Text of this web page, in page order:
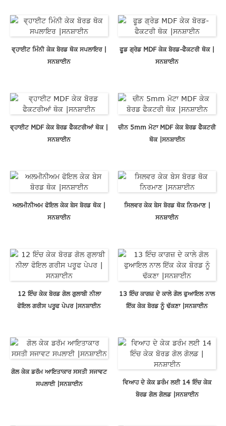
ਵ੍ਹਾਈਟ ਮਿੰਨੀ ਕੇਕ ਬੋਰਡ ਥੋਕ ਸਪਲਾਇਰ |
ਸਨਸ਼ਾਈਨ
ਫੂਡ ਗ੍ਰੇਡ MDF ਕੇਕ ਬੋਰਡ-ਫੈਕਟਰੀ ਥੋਕ |
ਸਨਸ਼ਾਈਨ
ਵ੍ਹਾਈਟ MDF ਕੇਕ ਬੋਰਡ ਫੈਕਟਰੀਆਂ ਥੋਕ |
ਸਨਸ਼ਾਈਨ
ਚੀਨ 5mm ਮੋਟਾ MDF ਕੇਕ ਬੋਰਡ ਫੈਕਟਰੀ
ਥੋਕ |ਸਨਸ਼ਾਈਨ
ਅਲਮੀਨੀਅਮ ਫੋਇਲ ਕੇਕ ਬੇਸ ਬੋਰਡ ਥੋਕ |
ਸਨਸ਼ਾਈਨ
ਸਿਲਵਰ ਕੇਕ ਬੇਸ ਬੋਰਡ ਥੋਕ ਨਿਰਮਾਣ |
ਸਨਸ਼ਾਈਨ
12 ਇੰਚ ਕੇਕ ਬੋਰਡ ਗੋਲ ਗੁਲਾਬੀ ਨੀਲਾ
ਫੋਇਲ ਗਰੀਸ ਪਰੂਫ ਪੇਪਰ |ਸਨਸ਼ਾਈਨ
13 ਇੰਚ ਕਾਗਜ਼ ਦੇ ਕਾਲੇ ਗੋਲ ਫੁਆਇਲ ਨਾਲ
ਇੱਕ ਕੇਕ ਬੋਰਡ ਨੂੰ ਢੱਕਣਾ |ਸਨਸ਼ਾਈਨ
ਗੋਲ ਕੇਕ ਡਰੱਮ ਆਇਤਾਕਾਰ ਸਸਤੀ ਸਜਾਵਟ
ਸਪਲਾਈ |ਸਨਸ਼ਾਈਨ
ਵਿਆਹ ਦੇ ਕੇਕ ਡਰੰਮ ਲਈ 14 ਇੰਚ ਕੇਕ
ਬੋਰਡ ਗੋਲ ਗੋਲਡ |ਸਨਸ਼ਾਈਨ